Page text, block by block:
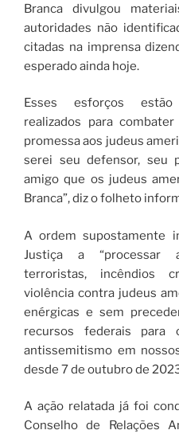
Branca divulgou
autoridades não
citadas na imprensa
esperado ainda hoje.
Esses esforços estão
realizados para
promessa aos judeus
serei seu defensor, seu
amigo que os judeus
Branca”, diz o folheto
A ordem supostamente
Justiça a “processar
terroristas, incêndios
violência contra judeus
enérgicas e sem
recursos federais para
antissemitismo em
desde 7 de outubro de
A ação relatada já foi
Conselho de Relações